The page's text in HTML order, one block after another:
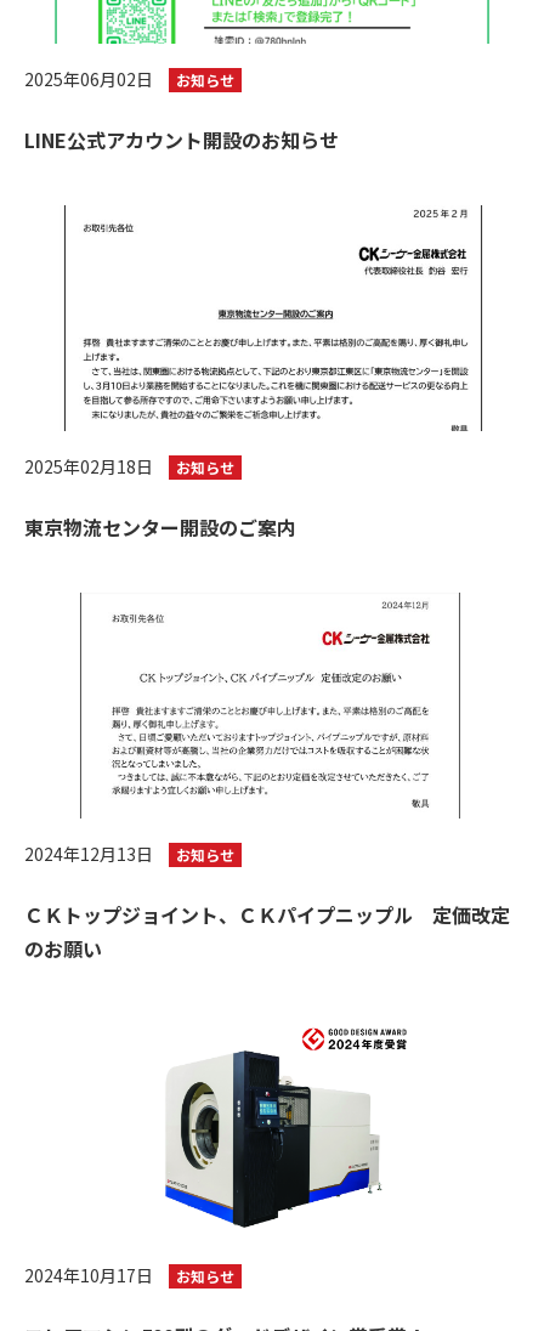
2025年06月02日 お知らせ
LINE公式アカウント開設のお知らせ
2025年02月18日 お知らせ
東京物流センター開設のご案内
2024年12月13日 お知らせ
ＣＫトップジョイント、ＣＫパイプニップル 定価改定
のお願い
2024年10月17日 お知らせ